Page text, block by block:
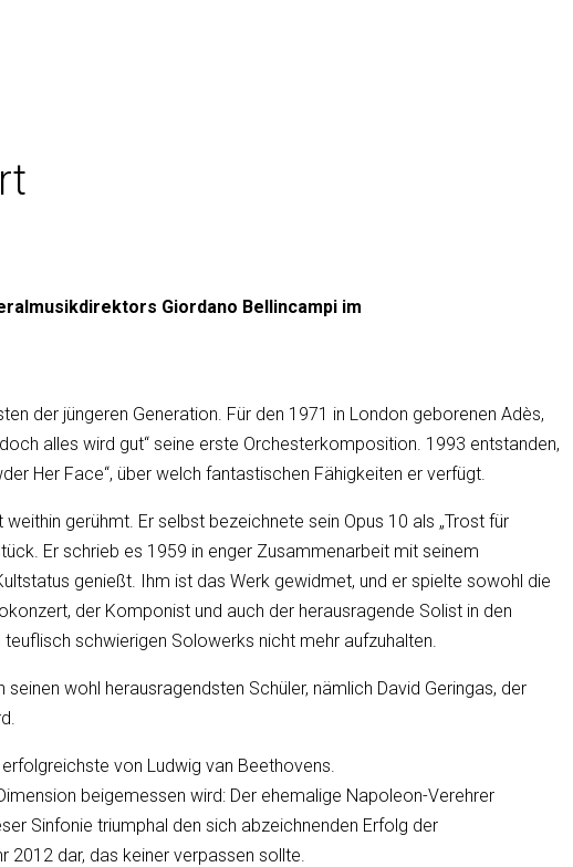
Giordano Bellincampi im
der jüngeren Generation. Für den 1971 in London geborenen Adès,
alles wird gut“ seine erste Orchesterkomposition. 1993 entstanden,
Her Face“, über welch fantastischen Fähigkeiten er verfügt.
gerühmt. Er selbst bezeichnete sein Opus 10 als „Trost für
Er schrieb es 1959 in enger Zusammenarbeit mit seinem
genießt. Ihm ist das Werk gewidmet, und er spielte sowohl die
der Komponist und auch der herausragende Solist in den
schwierigen Solowerks nicht mehr aufzuhalten.
wohl herausragendsten Schüler, nämlich David Geringas, der
von Ludwig van Beethovens.
beigemessen wird: Der ehemalige Napoleon-Verehrer
Sinfonie triumphal den sich abzeichnenden Erfolg der
2012 dar, das keiner verpassen sollte.